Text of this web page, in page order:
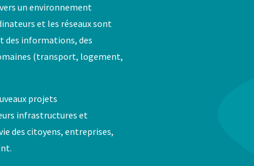
un environnement
et les réseaux sont
informations, des
(transport, logement,
projets
infrastructures et
des citoyens, entreprises,